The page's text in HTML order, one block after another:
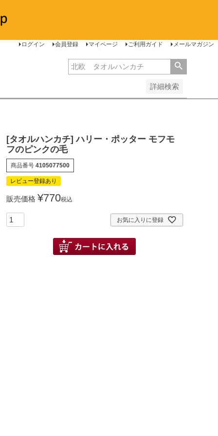
ログイン 会員登録 マイページ ご利用ガイド メールマガジン
詳細検索
順
[タオルハンカチ] ハリー・ポッター モフモ
フのピンクの毛
商品番号 4105077500
レビュー登録あり
販売価格 ¥770税込
お気に入りに登録